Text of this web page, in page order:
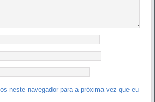
neste navegador para a próxima vez que eu